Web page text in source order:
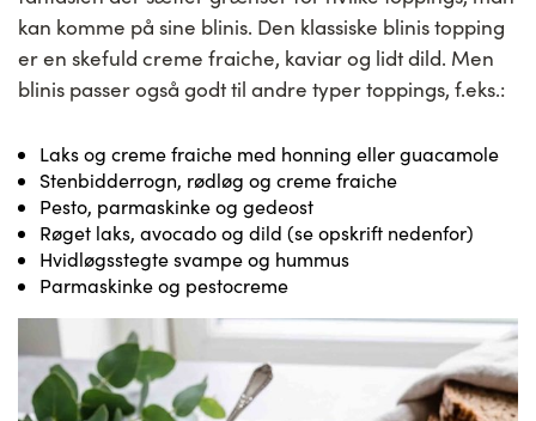
kan komme på sine blinis. Den klassiske blinis topping
er en skefuld creme fraiche, kaviar og lidt dild. Men
blinis passer også godt til andre typer toppings, f.eks.:
Laks og creme fraiche med honning eller guacamole
Stenbidderrogn, rødløg og creme fraiche
Pesto, parmaskinke og gedeost
Røget laks, avocado og dild (se opskrift nedenfor)
Hvidløgsstegte svampe og hummus
Parmaskinke og pestocreme